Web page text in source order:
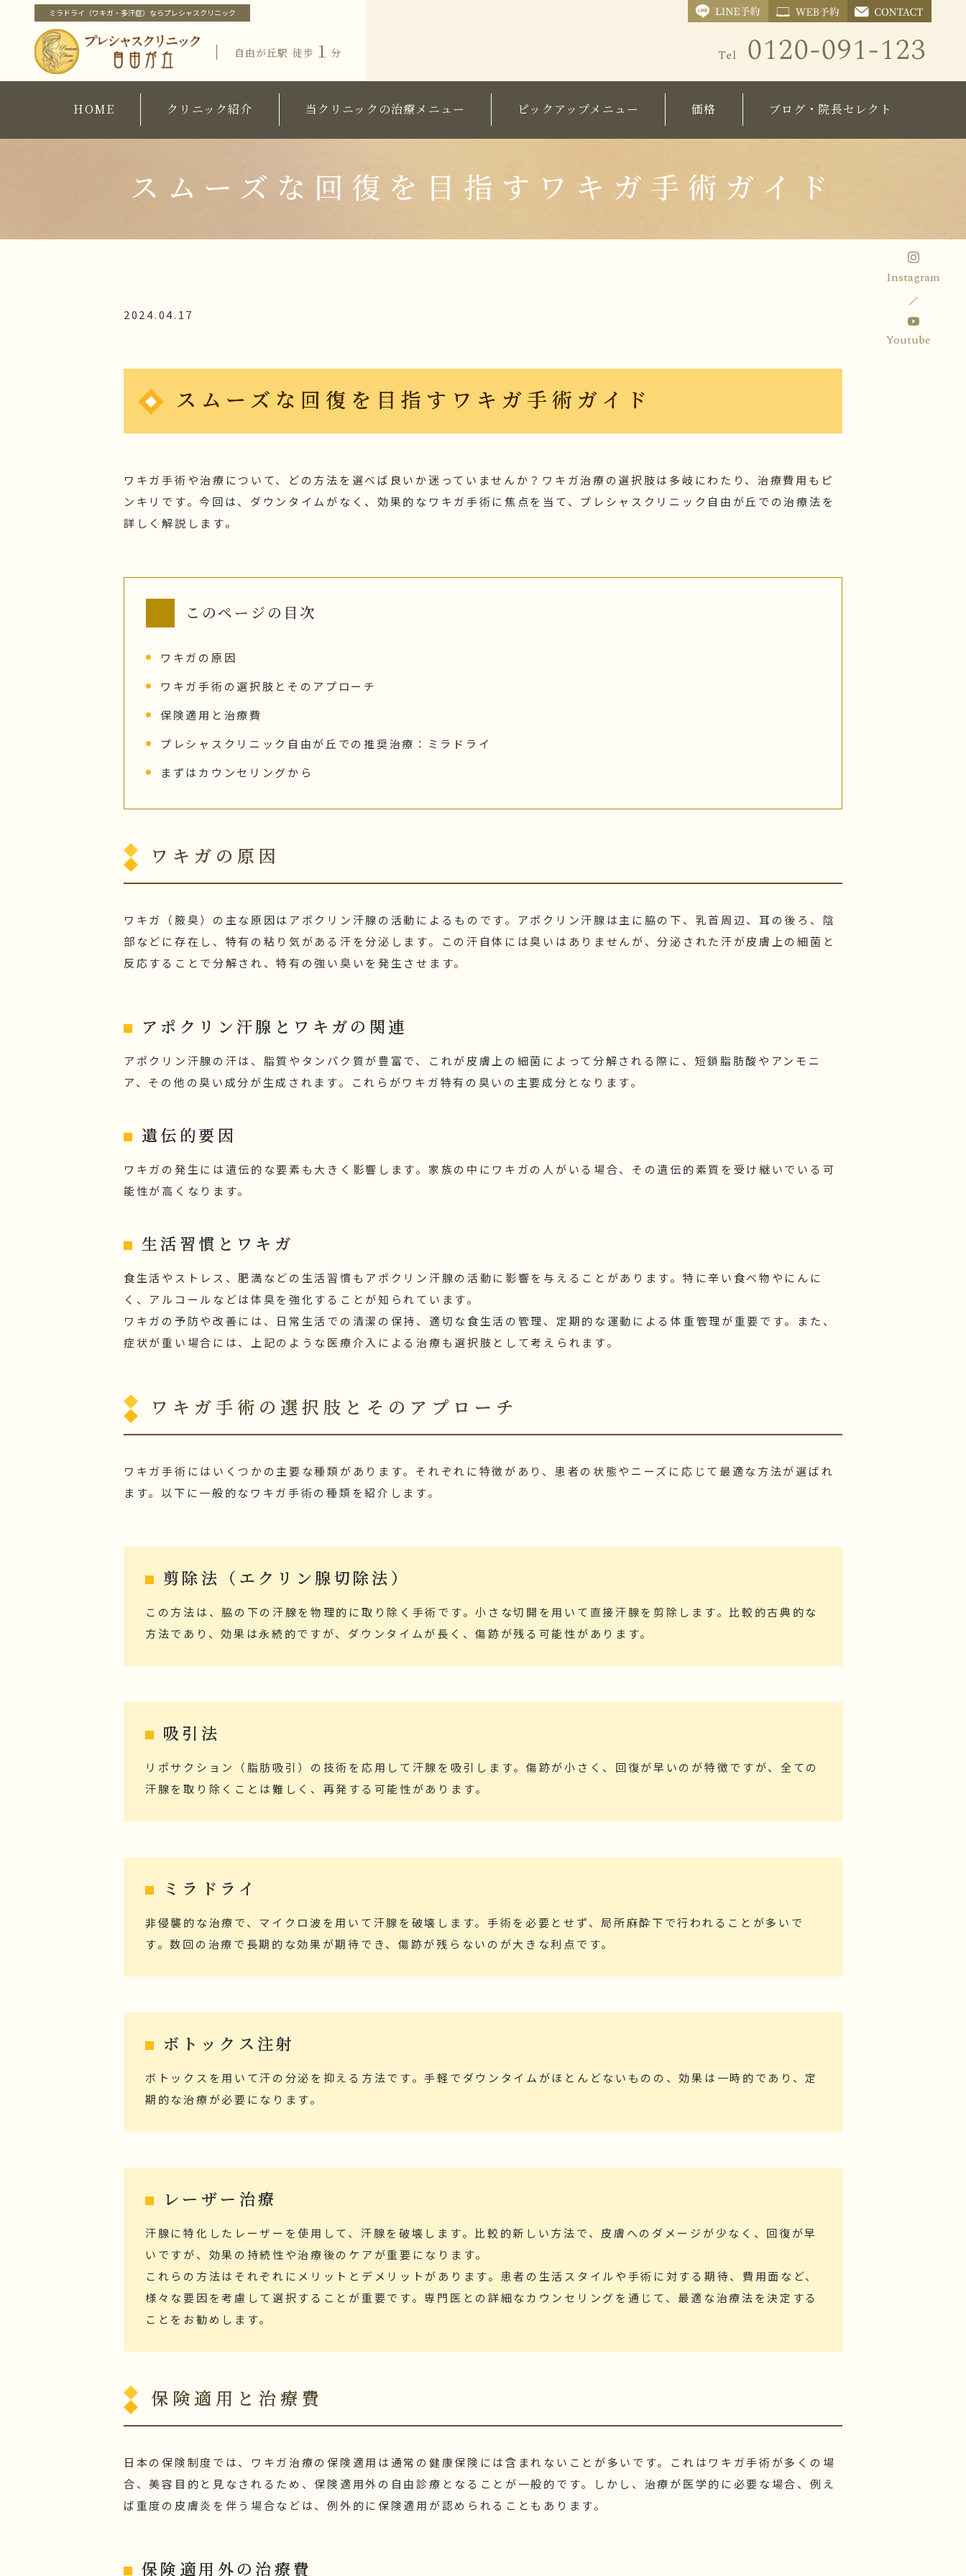
ミラドライ（ワキガ・多汗症）ならプレシャスクリニック
自由が丘駅 徒歩 １ 分
ホーム
クリニック紹介
当クリニックの治療メニュー
ピックアップメニュー
ミラドライ（ワキガ・多汗症治療）
チチガ
スレッドリフト
価格
施術価格表
化粧品価格表
院長ブログ
HOME クリニック紹介 当クリニックの治療メニュー ピックアップメニュー
すそわきが
価格 ブログ・院長セレクト
スムーズな回復を目指すワキガ手術ガイド
2024.04.17
スムーズな回復を目指すワキガ手術ガイド
ワキガ手術や治療について、どの方法を選べば良いか迷っていませんか？ワキガ治療の選択肢は多岐にわたり、治療費用もピ
ンキリです。今回は、ダウンタイムがなく、効果的なワキガ手術に焦点を当て、プレシャスクリニック自由が丘での治療法を
詳しく解説します。
このページの目次
ワキガの原因
ワキガ手術の選択肢とそのアプローチ
保険適用と治療費
プレシャスクリニック自由が丘での推奨治療：ミラドライ
まずはカウンセリングから
ワキガの原因
ワキガ（腋臭）の主な原因はアポクリン汗腺の活動によるものです。アポクリン汗腺は主に脇の下、乳首周辺、耳の後ろ、陰
部などに存在し、特有の粘り気がある汗を分泌します。この汗自体には臭いはありませんが、分泌された汗が皮膚上の細菌と
反応することで分解され、特有の強い臭いを発生させます。
アポクリン汗腺とワキガの関連
アポクリン汗腺の汗は、脂質やタンパク質が豊富で、これが皮膚上の細菌によって分解される際に、短鎖脂肪酸やアンモニ
ア、その他の臭い成分が生成されます。これらがワキガ特有の臭いの主要成分となります。
遺伝的要因
ワキガの発生には遺伝的な要素も大きく影響します。家族の中にワキガの人がいる場合、その遺伝的素質を受け継いでいる可
能性が高くなります。
生活習慣とワキガ
食生活やストレス、肥満などの生活習慣もアポクリン汗腺の活動に影響を与えることがあります。特に辛い食べ物やにんに
く、アルコールなどは体臭を強化することが知られています。
ワキガの予防や改善には、日常生活での清潔の保持、適切な食生活の管理、定期的な運動による体重管理が重要です。また、
症状が重い場合には、上記のような医療介入による治療も選択肢として考えられます。
ワキガ手術の選択肢とそのアプローチ
ワキガ手術にはいくつかの主要な種類があります。それぞれに特徴があり、患者の状態やニーズに応じて最適な方法が選ばれ
ます。以下に一般的なワキガ手術の種類を紹介します。
剪除法（エクリン腺切除法）
この方法は、脇の下の汗腺を物理的に取り除く手術です。小さな切開を用いて直接汗腺を剪除します。比較的古典的な
方法であり、効果は永続的ですが、ダウンタイムが長く、傷跡が残る可能性があります。
吸引法
リポサクション（脂肪吸引）の技術を応用して汗腺を吸引します。傷跡が小さく、回復が早いのが特徴ですが、全ての
汗腺を取り除くことは難しく、再発する可能性があります。
ミラドライ
非侵襲的な治療で、マイクロ波を用いて汗腺を破壊します。手術を必要とせず、局所麻酔下で行われることが多いで
す。数回の治療で長期的な効果が期待でき、傷跡が残らないのが大きな利点です。
ボトックス注射
ボトックスを用いて汗の分泌を抑える方法です。手軽でダウンタイムがほとんどないものの、効果は一時的であり、定
期的な治療が必要になります。
レーザー治療
汗腺に特化したレーザーを使用して、汗腺を破壊します。比較的新しい方法で、皮膚へのダメージが少なく、回復が早
いですが、効果の持続性や治療後のケアが重要になります。
これらの方法はそれぞれにメリットとデメリットがあります。患者の生活スタイルや手術に対する期待、費用面など、
様々な要因を考慮して選択することが重要です。専門医との詳細なカウンセリングを通じて、最適な治療法を決定する
ことをお勧めします。
保険適用と治療費
日本の保険制度では、ワキガ治療の保険適用は通常の健康保険には含まれないことが多いです。これはワキガ手術が多くの場
合、美容目的と見なされるため、保険適用外の自由診療となることが一般的です。しかし、治療が医学的に必要な場合、例え
ば重度の皮膚炎を伴う場合などは、例外的に保険適用が認められることもあります。
保険適用外の治療費
Instagram
Youtube